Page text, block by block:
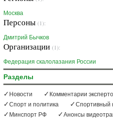
Москва
Персоны (1):
Дмитрий Бычков
Организации (1):
Федерация скалолазания России
Разделы
Новости Комментарии
Спорт и политика
Спортивный
Минспорт РФ
Анонсы